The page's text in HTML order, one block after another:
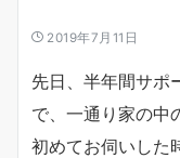
2019年7月11日
先日、半年間サポ
で、一通り家の中
初めてお伺いした